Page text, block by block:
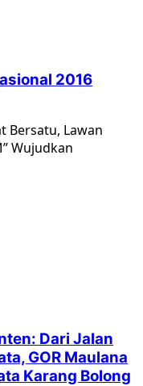
2016
Bersatu, Lawan
Wujudkan
Dari Jalan
GOR Maulana
Karang Bolong